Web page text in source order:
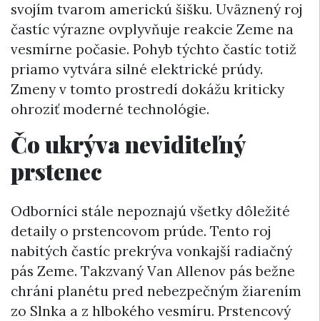
svojím tvarom americkú šišku. Uväznený roj
častíc výrazne ovplyvňuje reakcie Zeme na
vesmírne počasie. Pohyb týchto častíc totiž
priamo vytvára silné elektrické prúdy.
Zmeny v tomto prostredí dokážu kriticky
ohroziť moderné technológie.
Čo ukrýva neviditeľný
prstenec
Odborníci stále nepoznajú všetky dôležité
detaily o prstencovom prúde. Tento roj
nabitých častíc prekrýva vonkajší radiačný
pás Zeme. Takzvaný Van Allenov pás bežne
chráni planétu pred nebezpečným žiarením
zo Slnka a z hlbokého vesmíru. Prstencový